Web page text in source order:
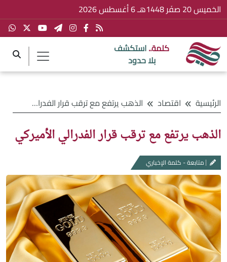
الخميس 20 صفَر 1448هـ 6 أغسطس 2026
كلمة..استكشف
بلا حدود
الرئيسية اقتصاد الذهب يرتفع مع ترقب قرار الفدرالي الأميركي
الذهب يرتفع مع ترقب قرار الفدرالي الأميركي
متابعة - كلمة الإخباري